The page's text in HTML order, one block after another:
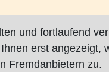
und fortlaufend
erst
Fremdanbietern zu.